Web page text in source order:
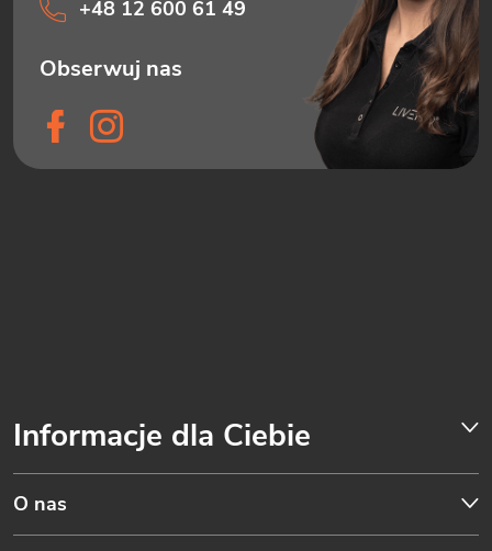
Informacje dla Ciebie
O nas
+48 12 600 61 49